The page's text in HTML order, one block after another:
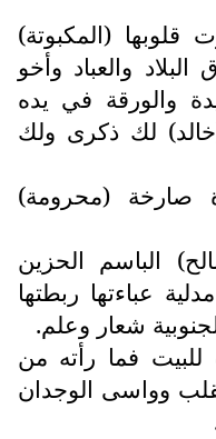
قلوبها (المكبوتة)
والعباد وأخو
والورقة في يده
لك ذكرى ولك
صارخة (محرومة)
الباسم الحزين
عباءتها ربطتها
شعار وعلم.
فما رأته من
وواسى الوجدان